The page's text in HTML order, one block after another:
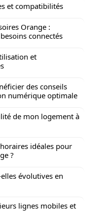
et compatibilités
Orange :
connectés
et
des conseils
numérique optimale
de mon logement à
idéales pour
?
évolutives en
lignes mobiles et